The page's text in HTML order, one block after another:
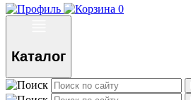
0
Каталог